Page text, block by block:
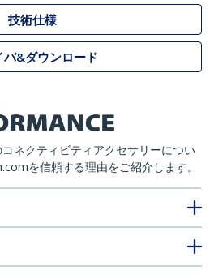
技術仕様
バ&ダウンロード
ネクティビティアクセサリーについ
を信頼する理由をご紹介します。